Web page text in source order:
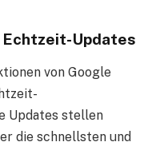
Updates
von Google
Updates stellen
die schnellsten und